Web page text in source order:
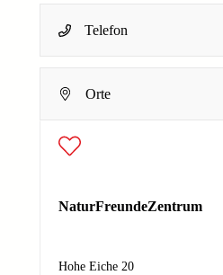
N
a
m
a
r
E-Mail-Adresse
Telefon
Orte
NaturFreundeZentrum
Hohe Eiche 20